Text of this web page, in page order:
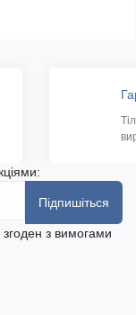
Підпишіться
згоден з вимогами